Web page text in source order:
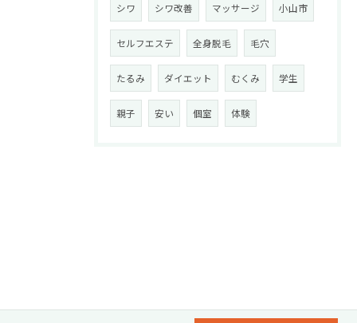
シワ シワ改善 マッサージ 小山市
セルフエステ 全身脱毛 毛穴
たるみ ダイエット むくみ 学生
親子 安い 個室 体験